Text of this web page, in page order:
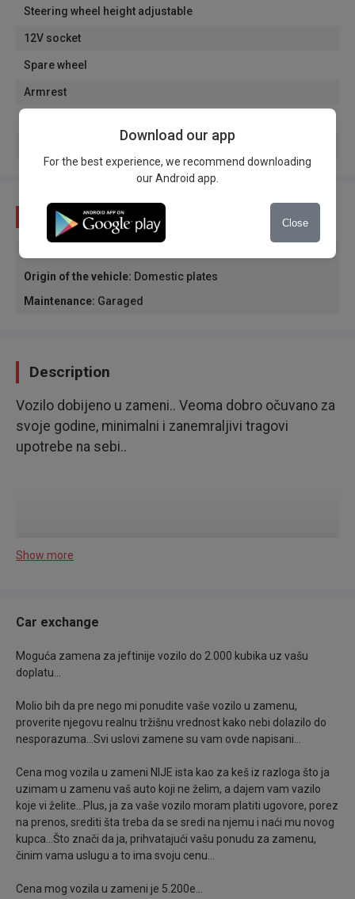
Steering wheel height adjustable
12V socket
Spare wheel
Armrest
Condition
Origin of the vehicle: Domestic plates
Maintenance: Garaged
Description
Vozilo dobijeno u zameni.. Veoma dobro očuvano za
svoje godine, minimalni i zanemraljivi tragovi
upotrebe na sebi..
Svojim fascinantnim izgledom uvek mami poglede
od 125 konjskih snaga koji se fenomenalno pokazao
izrade kao i samog veka trajanja..
dokumentacija se vodi na mene, tako da odmah sa
mnom završavate sve u vezi ugovora i prenosa..
Show more
Car exchange
Moguća zamena za jeftinije vozilo do 2.000 kubika uz vašu
doplatu...
Molio bih da pre nego mi ponudite vaše vozilo u zamenu,
proverite njegovu realnu tržišnu vrednost kako nebi dolazilo do
nesporazuma...Svi uslovi zamene su vam ovde napisani...
Cena mog vozila u zameni NIJE ista kao za keš iz razloga što ja
uzimam u zamenu vaš auto koji ne želim, a dajem vam vazilo
koje vi želite...Plus, ja za vaše vozilo moram platiti ugovore, porez
na prenos, srediti šta treba da se sredi na njemu i naći mu novog
kupca...Što znači da ja, prihvatajući vašu ponudu za zamenu,
činim vama uslugu a to ima svoju cenu...
Cena mog vozila u zameni je 5.200e...
Download our app
For the best experience, we recommend downloading
our Android app.
Close